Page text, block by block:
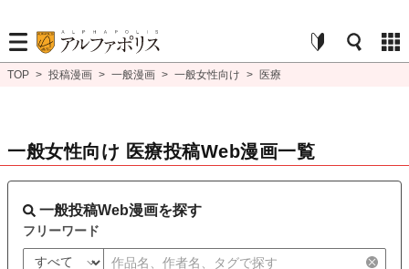
TOP > 投稿漫画 > 一般漫画 > 一般女性向け > 医療
一般女性向け 医療投稿Web漫画一覧
一般投稿Web漫画を探す
フリーワード